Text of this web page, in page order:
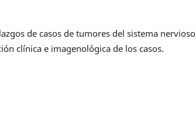
de casos de tumores del sistema nervioso
clínica e imagenológica de los casos.